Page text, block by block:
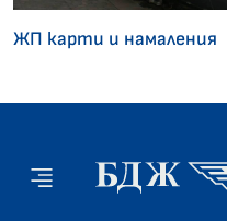
ЖП карти и намаления